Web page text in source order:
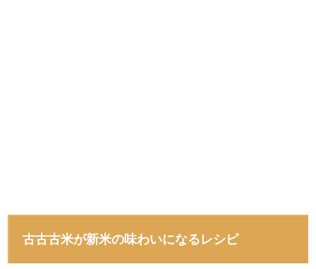
古古古米が新米の味わいになるレシピ